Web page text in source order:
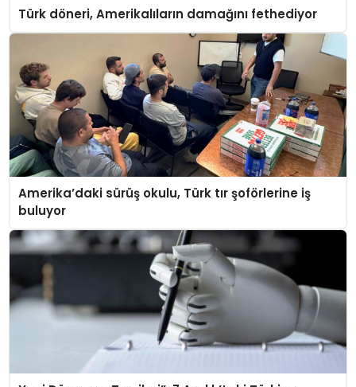
Türk döneri, Amerikalıların damağını fethediyor
Amerika’daki sürüş okulu, Türk tır şoförlerine iş
buluyor